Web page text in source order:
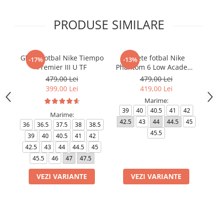
PRODUSE SIMILARE
-17%
Ghete fotbal Nike Tiempo
Premier III U TF
479,00 Lei
399,00 Lei
Marime:
36 36.5 37.5 38
38.5
39
40 40.5 41
42
42.5
43 44 44.5
45
45.5
46 47 47.5
VEZI VARIANTE
-13%
Ghete fotbal Nike
Phantom 6 Low Academy
TF NU3
479,00 Lei
419,00 Lei
Marime:
39 40 40.5 41
42
42.5
43 44 44.5
45
45.5
VEZI VARIANTE